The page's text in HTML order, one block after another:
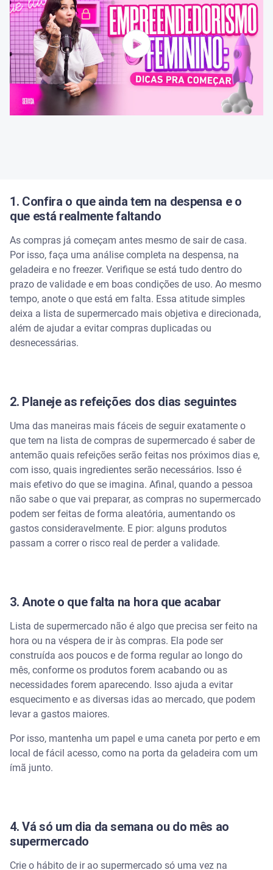
1. Confira o que ainda tem na despensa e o
que está realmente faltando
As compras já começam antes mesmo de sair de casa.
Por isso, faça uma análise completa na despensa, na
geladeira e no freezer. Verifique se está tudo dentro do
prazo de validade e em boas condições de uso. Ao mesmo
tempo, anote o que está em falta. Essa atitude simples
deixa a lista de supermercado mais objetiva e direcionada,
além de ajudar a evitar compras duplicadas ou
desnecessárias.
2. Planeje as refeições dos dias seguintes
Uma das maneiras mais fáceis de seguir exatamente o
que tem na lista de compras de supermercado é saber de
antemão quais refeições serão feitas nos próximos dias e,
com isso, quais ingredientes serão necessários. Isso é
mais efetivo do que se imagina. Afinal, quando a pessoa
não sabe o que vai preparar, as compras no supermercado
podem ser feitas de forma aleatória, aumentando os
gastos consideravelmente. E pior: alguns produtos
passam a correr o risco real de perder a validade.
3. Anote o que falta na hora que acabar
Lista de supermercado não é algo que precisa ser feito na
hora ou na véspera de ir às compras. Ela pode ser
construída aos poucos e de forma regular ao longo do
mês, conforme os produtos forem acabando ou as
necessidades forem aparecendo. Isso ajuda a evitar
esquecimento e as diversas idas ao mercado, que podem
levar a gastos maiores.
Por isso, mantenha um papel e uma caneta por perto e em
local de fácil acesso, como na porta da geladeira com um
ímã junto.
4. Vá só um dia da semana ou do mês ao
supermercado
Crie o hábito de ir ao supermercado só uma vez na